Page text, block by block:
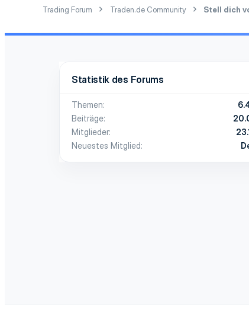
Trading Forum Traden.de Community Stell dich
Statistik des Forums
Themen
Beiträge
Mitglieder
Neuestes Mitglied